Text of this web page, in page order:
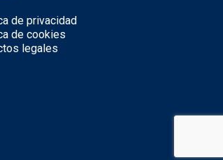
de privacidad
de cookies
legales